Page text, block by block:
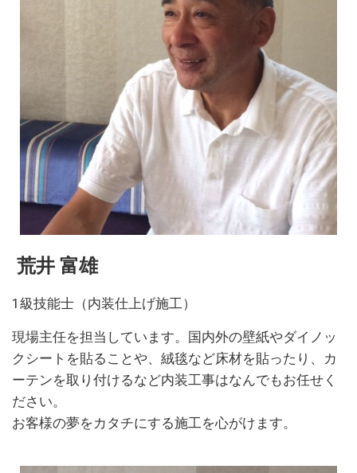
荒井 富雄
1級技能士（内装仕上げ施工）
現場主任を担当しています。国内外の壁紙やダイノッ
クシートを貼ることや、絨毯など床材を貼ったり、カ
ーテンを取り付けるなど内装工事はなんでもお任せく
ださい。
お客様の夢をカタチにする施工を心がけます。